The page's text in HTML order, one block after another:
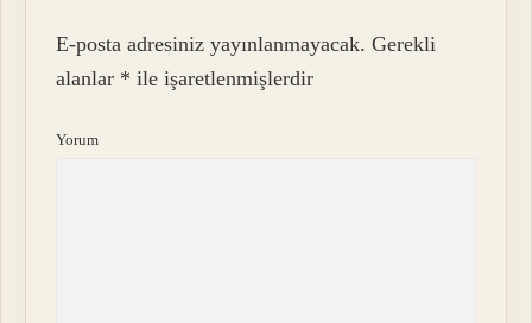
E-posta adresiniz yayınlanmayacak. Gerekli
alanlar * ile işaretlenmişlerdir
Yorum